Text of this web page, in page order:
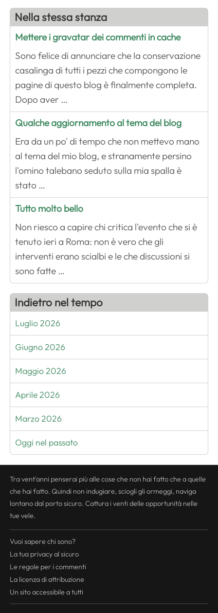
Nella stessa stanza
Mettere i gravatar dei commenti in cache
Sono felice di annunciare che la conservazione
casalinga di tutti i pezzi che compongono le
pagine di questo blog è finalmente completa.
Dopo aver …
Qualche aggiornamento al tema del blog
Era da un po' di tempo che non mettevo mano
al tema del mio blog, e stranamente persino
l'omino talebano seduto sulla mia spalla è
stato …
Tutto molto bello
Non riesco a capire chi critica l'evento che si è
tenuto ieri a Roma: non è vero che gli
interventi erano scialbi e le che discussioni si
sono fatte …
Indietro nel tempo
Luglio 2026
Giugno 2026
Maggio 2026
Aprile 2026
Marzo 2026
Oggi nel passato
Tra vent'anni penserai più alle cose che non hai fatto che a quelle
che hai fatto. Quindi non indugiare, sciogli gli ormeggi, naviga
lontano dal porto sicuro. Cattura i venti delle opportunità nelle
tue vele.
Vuoi sapere chi sono?
La tua privacyal sicuro
Le regole per i commenti
La licenza di attribuzione
Un sito accessibile a tutti